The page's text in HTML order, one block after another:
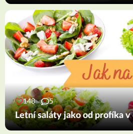
148 5
Letní saláty jako od profíka v